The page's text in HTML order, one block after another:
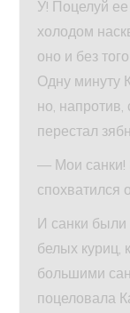
У! Поцелуй
холодом
оно и без
Одну минуту
но, напротив,
перестал
— Мои санки!
спохватился
И санки были
белых куриц,
большими
поцеловала